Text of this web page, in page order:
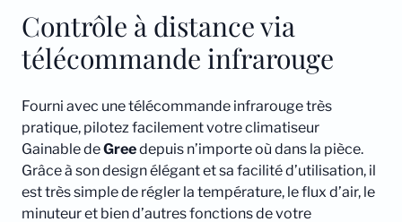
Contrôle à distance via
télécommande infrarouge
Fourni avec une télécommande infrarouge très
pratique, pilotez facilement votre climatiseur
Gainable deGreedepuis n’importe où dans la pièce.
Grâce à son design élégant et sa facilité d’utilisation, il
est très simple de régler la température, le flux d’air, le
minuteur et bien d’autres fonctions de votre